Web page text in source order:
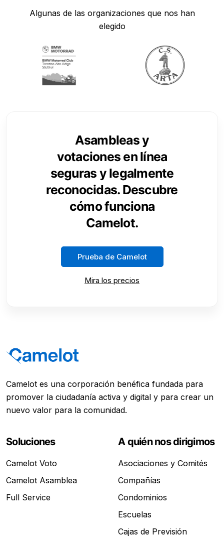
Algunas de las organizaciones que nos han
elegido
Asambleas y
votaciones en línea
seguras y legalmente
reconocidas. Descubre
cómo funciona
Camelot.
Prueba de Camelot
Mira los precios
Camelot es una corporación benéfica fundada para
promover la ciudadanía activa y digital y para crear un
nuevo valor para la comunidad.
Soluciones
Camelot Voto
Camelot Asamblea
Full Service
A quién nos dirigimos
Asociaciones y Comités
Compañías
Condominios
Escuelas
Cajas de Previsión